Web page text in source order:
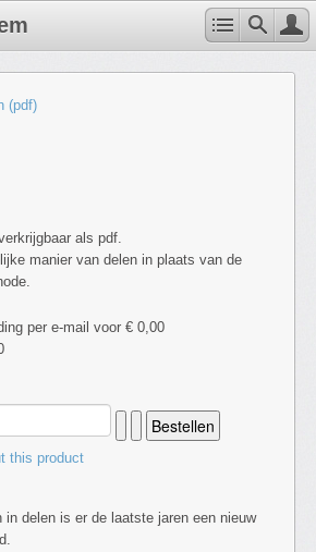
(pdf)
als pdf.
manier van delen in plaats van de
per e-mail voor € 0,00
this product
delen is er de laatste jaren een nieuw